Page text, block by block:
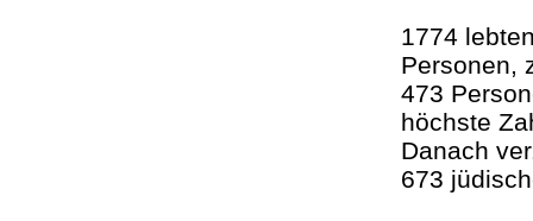
1774
Personen,
473
höchste
Danach
673